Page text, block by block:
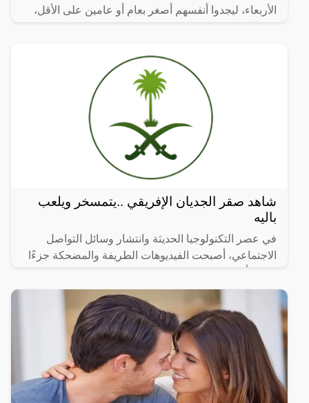
الأربعاء، ليجدوا أنفسهم أصغر بعام أو عامين على الأقل،
شاهد صقر الجديان الإفريقي ..يتمسخر ويلعب
باليه
في عصر التكنولوجيا الحديثة وانتشار وسائل التواصل
الاجتماعي، أصبحت الفيديوهات الطريفة والمضحكة جزءًا
انتشرت